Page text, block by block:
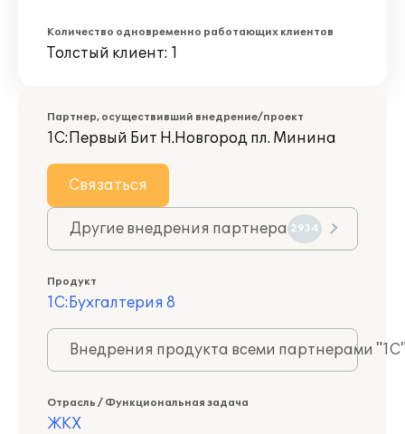
Количество одновременно работающих клиентов
Толстый клиент: 1
Партнер, осуществивший внедрение/проект
1С:Первый Бит Н.Новгород пл. Минина
Связаться
Другие внедрения партнера 2934
Продукт
1С:Бухгалтерия 8
Внедрения продукта всеми партнерами
Отрасль / Функциональная задача
ЖКХ